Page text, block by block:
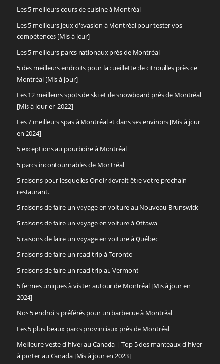
Les 5 meilleurs cours de cuisine à Montréal
Les 5 meilleurs jeux d'évasion à Montréal pour tester vos
compétences [Mis à jour]
Les 5 meilleurs parcs nationaux près de Montréal
5 des meilleurs endroits pour la cueillette de citrouilles près de
Montréal [Mis à jour]
Les 12 meilleurs spots de ski et de snowboard près de Montréal
[Mis à jour en 2022]
Les 7 meilleurs spas à Montréal et dans ses environs [Mis à jour
en 2024]
5 exceptions au pourboire à Montréal
5 parcs incontournables de Montréal
5 raisons pour lesquelles Onoir devrait être votre prochain
restaurant.
5 raisons de faire un voyage en voiture au Nouveau-Brunswick
5 raisons de faire un voyage en voiture à Ottawa
5 raisons de faire un voyage en voiture à Québec
5 raisons de faire un road trip à Toronto
5 raisons de faire un road trip au Vermont
5 fermes uniques à visiter autour de Montréal [Mis à jour en
2024]
Nos 5 endroits préférés pour un barbecue à Montréal
Les 5 plus beaux parcs provinciaux près de Montréal
Meilleure veste d'hiver au Canada | Top 5 des manteaux d'hiver
à porter au Canada [Mis à jour en 2023]